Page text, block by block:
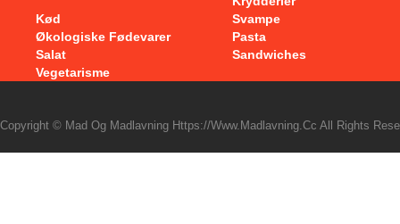
Kød
Svampe
Økologiske Fødevarer
Pasta
Salat
Sandwiches
Vegetarisme
Copyright © Mad Og Madlavning Https://www.madlavning.cc All Rights